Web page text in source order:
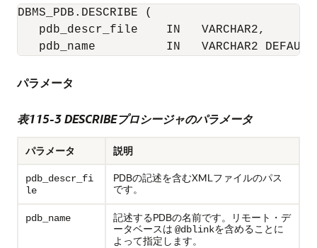
DBMS_PDB.DESCRIBE (
   pdb_descr_file    IN   VARCHAR2,
pdb_name          IN   VARCHAR2
パラメータ
表115-3DESCRIBEプロシージャのパラメータ
パラメータ 説明
pdb_descr_fi
le
PDBの記述を含むXMLファイルのパス
です。
pdb_name
記述するPDBの名前です。リモート・デ
ータベースは @dblinkを含めることに
よって指定します。